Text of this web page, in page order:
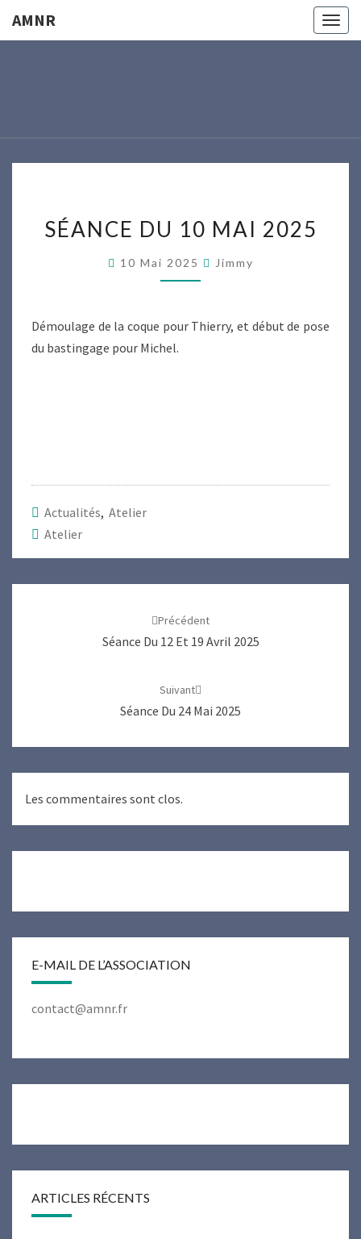
AMNR
DU
MAI
SÉANCE DU 10 MAI 2025
10 Mai 2025 Jimmy
Démoulage de la coque pour Thierry, et début de pose
du bastingage pour Michel.
Actualités, Atelier
Atelier
Précédent
Séance Du 12 Et 19 Avril 2025
Suivant
Séance Du 24 Mai 2025
Les commentaires sont clos.
E-MAIL DE L’ASSOCIATION
contact@amnr.fr
ARTICLES RÉCENTS